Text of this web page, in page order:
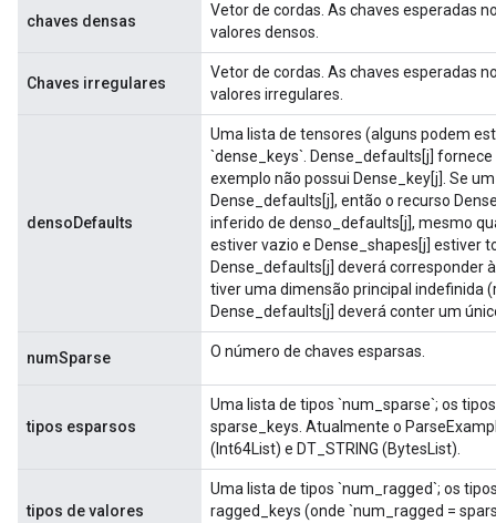
chaves densas
Vetor de cordas. As chaves esperadas
valores densos.
Chaves irregulares
Vetor de cordas. As chaves esperadas
valores irregulares.
densoDefaults
Uma lista de tensores (alguns podem
`dense_keys`. Dense_defaults[j]
exemplo não possui Dense_key[j]. Se
Dense_defaults[j], então o recurso
inferido de denso_defaults[j], mesmo
estiver vazio e Dense_shapes[j] estiver
Dense_defaults[j] deverá corresponder
tiver uma dimensão principal indefinida
Dense_defaults[j] deverá conter um
numSparse O número de chaves esparsas.
tipos esparsos
Uma lista de tipos `num_sparse`; os
sparse_keys. Atualmente o
(Int64List) e DT_STRING (BytesList).
tipos de valores
Uma lista de tipos `num_ragged`; os
ragged_keys (onde `num_ragged =